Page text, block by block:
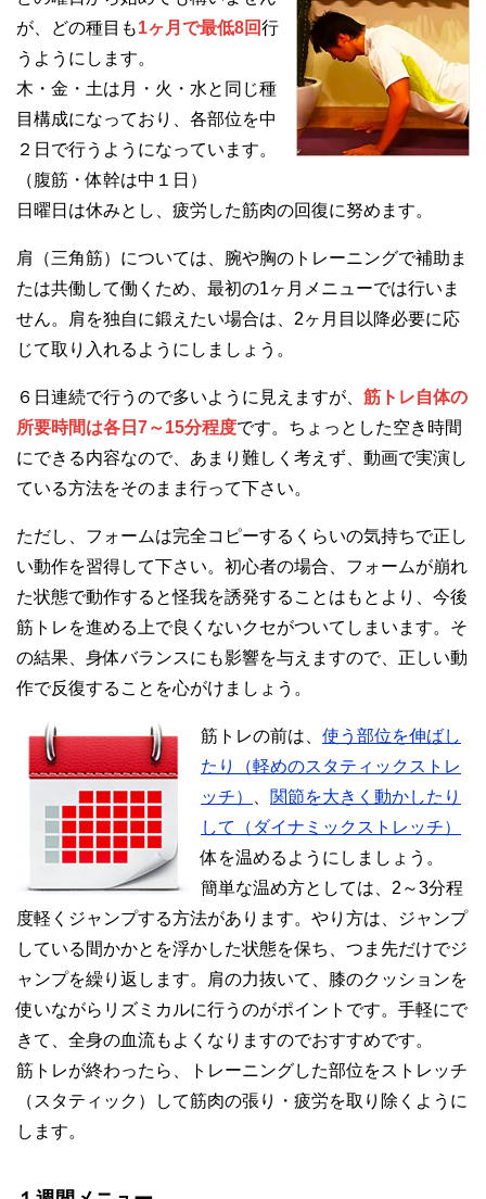
が、どの種目も1ヶ月で最低8回行
うようにします。
木・金・土は月・火・水と同じ種
目構成になっており、各部位を中
２日で行うようになっています。
（腹筋・体幹は中１日）
日曜日は休みとし、疲労した筋肉の回復に努めます。
肩（三角筋）については、腕や胸のトレーニングで補助ま
たは共働して働くため、最初の1ヶ月メニューでは行いま
せん。肩を独自に鍛えたい場合は、2ヶ月目以降必要に応
じて取り入れるようにしましょう。
６日連続で行うので多いように見えますが、 筋トレ自体の
所要時間は各日7～15分程度です。ちょっとした空き時間
にできる内容なので、あまり難しく考えず、動画で実演し
ている方法をそのまま行って下さい。
ただし、フォームは完全コピーするくらいの気持ちで正し
い動作を習得して下さい。初心者の場合、フォームが崩れ
た状態で動作すると怪我を誘発することはもとより、今後
筋トレを進める上で良くないクセがついてしまいます。そ
の結果、身体バランスにも影響を与えますので、正しい動
作で反復することを心がけましょう。
筋トレの前は、 使う部位を伸ばし
たり（軽めのスタティックストレ
ッチ）
関節を大きく動かしたり
して（ダイナミックストレッチ）
体を温めるようにしましょう。
簡単な温め方としては、2～3分程
度軽くジャンプする方法があります。やり方は、ジャンプ
している間かかとを浮かした状態を保ち、つま先だけでジ
ャンプを繰り返します。肩の力抜いて、膝のクッションを
使いながらリズミカルに行うのがポイントです。手軽にで
きて、全身の血流もよくなりますのでおすすめです。
筋トレが終わったら、トレーニングした部位をストレッチ
（スタティック）して筋肉の張り・疲労を取り除くように
します。